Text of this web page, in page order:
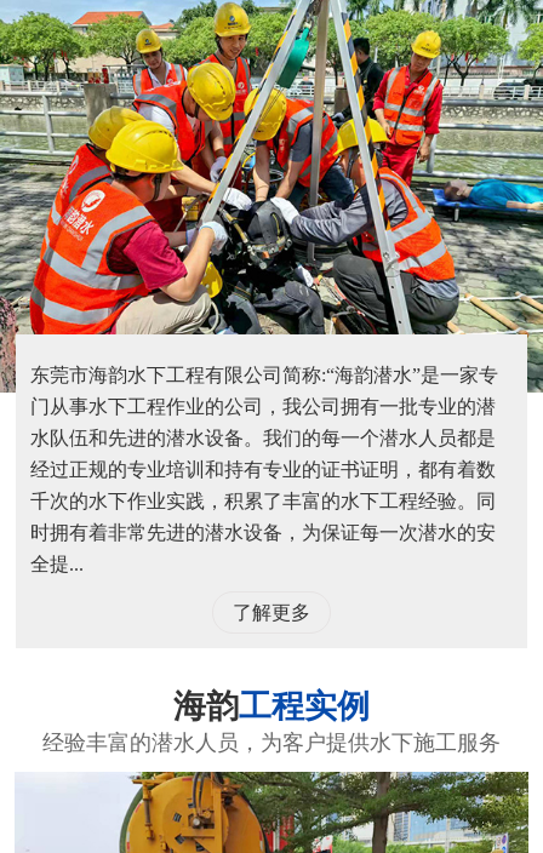
东莞市海韵水下工程有限公司简称:“海韵潜水”是一家专
门从事水下工程作业的公司，我公司拥有一批专业的潜
水队伍和先进的潜水设备。我们的每一个潜水人员都是
经过正规的专业培训和持有专业的证书证明，都有着数
千次的水下作业实践，积累了丰富的水下工程经验。同
时拥有着非常先进的潜水设备，为保证每一次潜水的安
全提...
了解更多
海韵工程实例
经验丰富的潜水人员，为客户提供水下施工服务